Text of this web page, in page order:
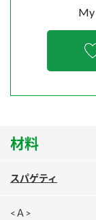
炊き込み
スペシャルサイト
お酢を知ろう！
ぽん酢サワー
各
販売終了製品のご
よくあるご質問
地図から取り扱い
My
材料
スパゲティ
<Ａ>